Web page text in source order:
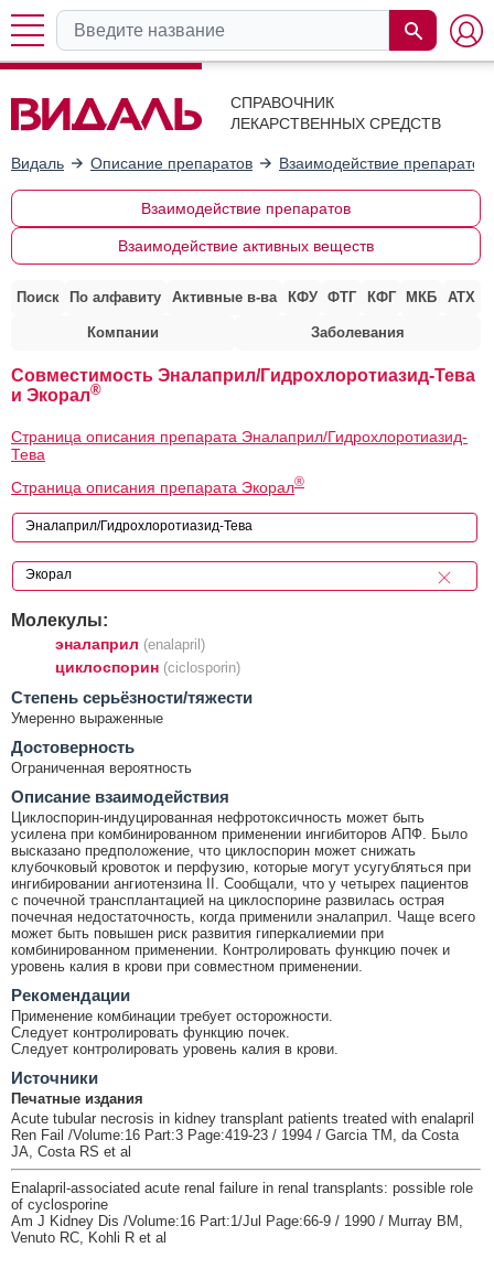
СПРАВОЧНИК
ЛЕКАРСТВЕННЫХ СРЕДСТВ
Видаль Описание препаратов Взаимодействие препаратов
Взаимодействие препаратов
Взаимодействие активных веществ
Поиск По алфавиту Активные в-ва КФУ ФТГ КФГ МКБ АТХ
Компании Заболевания
Совместимость Эналаприл/Гидрохлоротиазид-Тева
и Экорал®
Страница описания препарата Эналаприл/Гидрохлоротиазид-
Тева
Страница описания препарата Экорал®
Молекулы:
эналаприл (enalapril)
циклоспорин (ciclosporin)
Cтепень серьёзности/тяжести
Умеренно выраженные
Достоверность
Ограниченная вероятность
Описание взаимодействия
Циклоспорин-индуцированная нефротоксичность может быть
усилена при комбинированном применении ингибиторов АПФ. Было
высказано предположение, что циклоспорин может снижать
клубочковый кровоток и перфузию, которые могут усугубляться при
ингибировании ангиотензина II. Сообщали, что у четырех пациентов
с почечной трансплантацией на циклоспорине развилась острая
почечная недостаточность, когда применили эналаприл. Чаще всего
может быть повышен риск развития гиперкалиемии при
комбинированном применении. Контролировать функцию почек и
уровень калия в крови при совместном применении.
Рекомендации
Применение комбинации требует осторожности.
Следует контролировать функцию почек.
Следует контролировать уровень калия в крови.
Источники
Печатные издания
Acute tubular necrosis in kidney transplant patients treated with enalapril
Ren Fail /Volume:16 Part:3 Page:419-23 / 1994 / Garcia TM, da Costa
JA, Costa RS et al
Enalapril-associated acute renal failure in renal transplants: possible role
of cyclosporine
Am J Kidney Dis /Volume:16 Part:1/Jul Page:66-9 / 1990 / Murray BM,
Venuto RC, Kohli R et al